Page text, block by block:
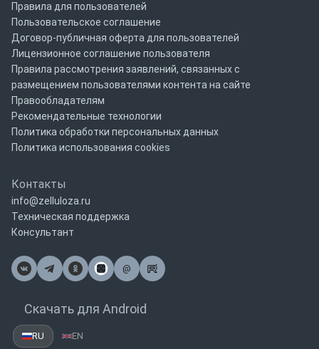
Правила для пользователей
Пользовательское соглашение
Договор-публичная оферта для пользователей
Лицензионное соглашение пользователя
Правила рассмотрения заявлений, связанных с
размещением пользователями контента на сайте
Правообладателям
Рекомендательные технологии
Политика обработки персональных данных
Политика использования cookies
Контакты
info@zelluloza.ru
Техническая поддержка
Консультант
@
Почта
Скачать для Android
RU EN